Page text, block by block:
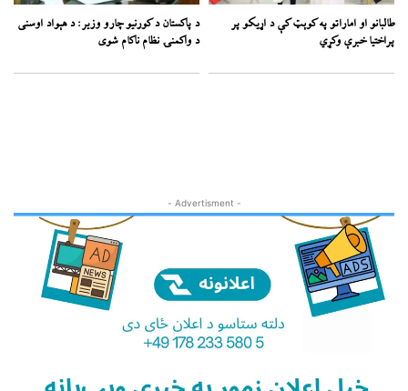
طالبانو او اماراتو په کوېټ کې د اړیکو پر
پراختیا خبرې وکړي
د پاکستان د کورنیو چارو وزیر: د هېواد اوسنی
د واکمنۍ نظام ناکام شوی
- Advertisment -